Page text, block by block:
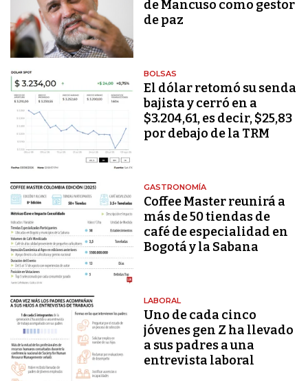
de Mancuso como gestor
de paz
BOLSAS
El dólar retomó su senda
bajista y cerró en a
$3.204,61, es decir, $25,83
por debajo de la TRM
GASTRONOMÍA
Coffee Master reunirá a
más de 50 tiendas de
café de especialidad en
Bogotá y la Sabana
LABORAL
Uno de cada cinco
jóvenes gen Z ha llevado
a sus padres a una
entrevista laboral